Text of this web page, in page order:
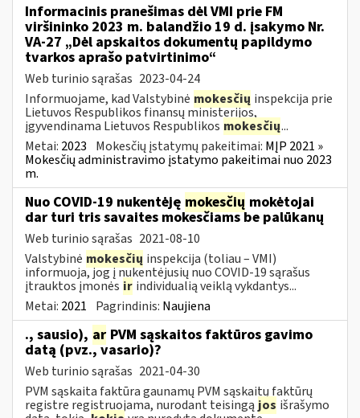
Informacinis pranešimas dėl VMI prie FM
viršininko 2023 m. balandžio 19 d. įsakymo Nr.
VA-27 „Dėl apskaitos dokumentų papildymo
tvarkos aprašo patvirtinimo“
Web turinio sąrašas 2023-04-24
Informuojame, kad Valstybinė mokesčių inspekcija prie
Lietuvos Respublikos finansų ministerijos,
įgyvendinama Lietuvos Respublikos mokesčių...
Metai: 2023 Mokesčių įstatymų pakeitimai: MĮP 2021 »
Mokesčių administravimo įstatymo pakeitimai nuo 2023
m.
Nuo COVID-19 nukentėję mokesčių mokėtojai
dar turi tris savaites mokesčiams be palūkanų
Web turinio sąrašas 2021-08-10
Valstybinė mokesčių inspekcija (toliau – VMI)
informuoja, jog į nukentėjusių nuo COVID-19 sąrašus
įtrauktos įmonės ir individualią veiklą vykdantys...
Metai: 2021 Pagrindinis: Naujiena
., sausio), ar PVM sąskaitos faktūros gavimo
datą (pvz., vasario)?
Web turinio sąrašas 2021-04-30
PVM sąskaita faktūra gaunamų PVM sąskaitų faktūrų
registre registruojama, nurodant teisingą jos išrašymo